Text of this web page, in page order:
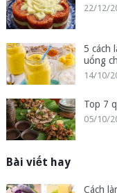
22/12/
5 cách
uống
14/10/
Top 7
05/10/
Bài viết hay
Cách